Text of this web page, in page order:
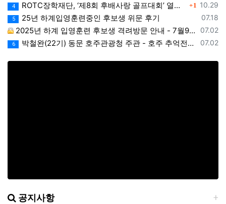
등록일
10.29
4 ROTC장학재단, ‘제8회 후배사랑 골프대회’ 열어.. 장학기금 3억 7,620만원 조성 댓글
1
등록일
07.18
5 25년 하계입영훈련중인 후보생 위문 후기
등록일
07.02
2025년 하계 입영훈련 후보생 격려방문 안내 - 7월9일(수)
등록일
07.02
6 박철완(22기) 동문 호주관광청 주관 - 호주 추억전에 한국화 최초 초청 전시회
공지사항